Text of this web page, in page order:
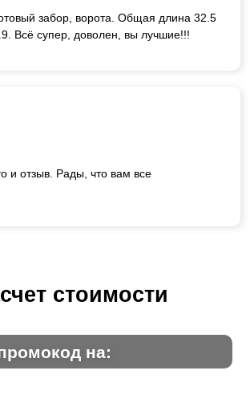
забор, ворота. Общая длина 32.5
Всё супер, доволен, вы лучшие!!!
и отзыв. Рады, что вам все
стоимости
на: